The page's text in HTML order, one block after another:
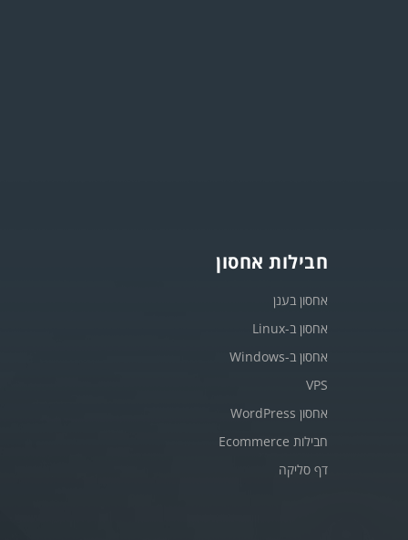
חבילות אחסון
אחסון בענן
אחסון ב-Linux
אחסון ב-Windows
VPS
אחסון WordPress
חבילות Ecommerce
דף סליקה